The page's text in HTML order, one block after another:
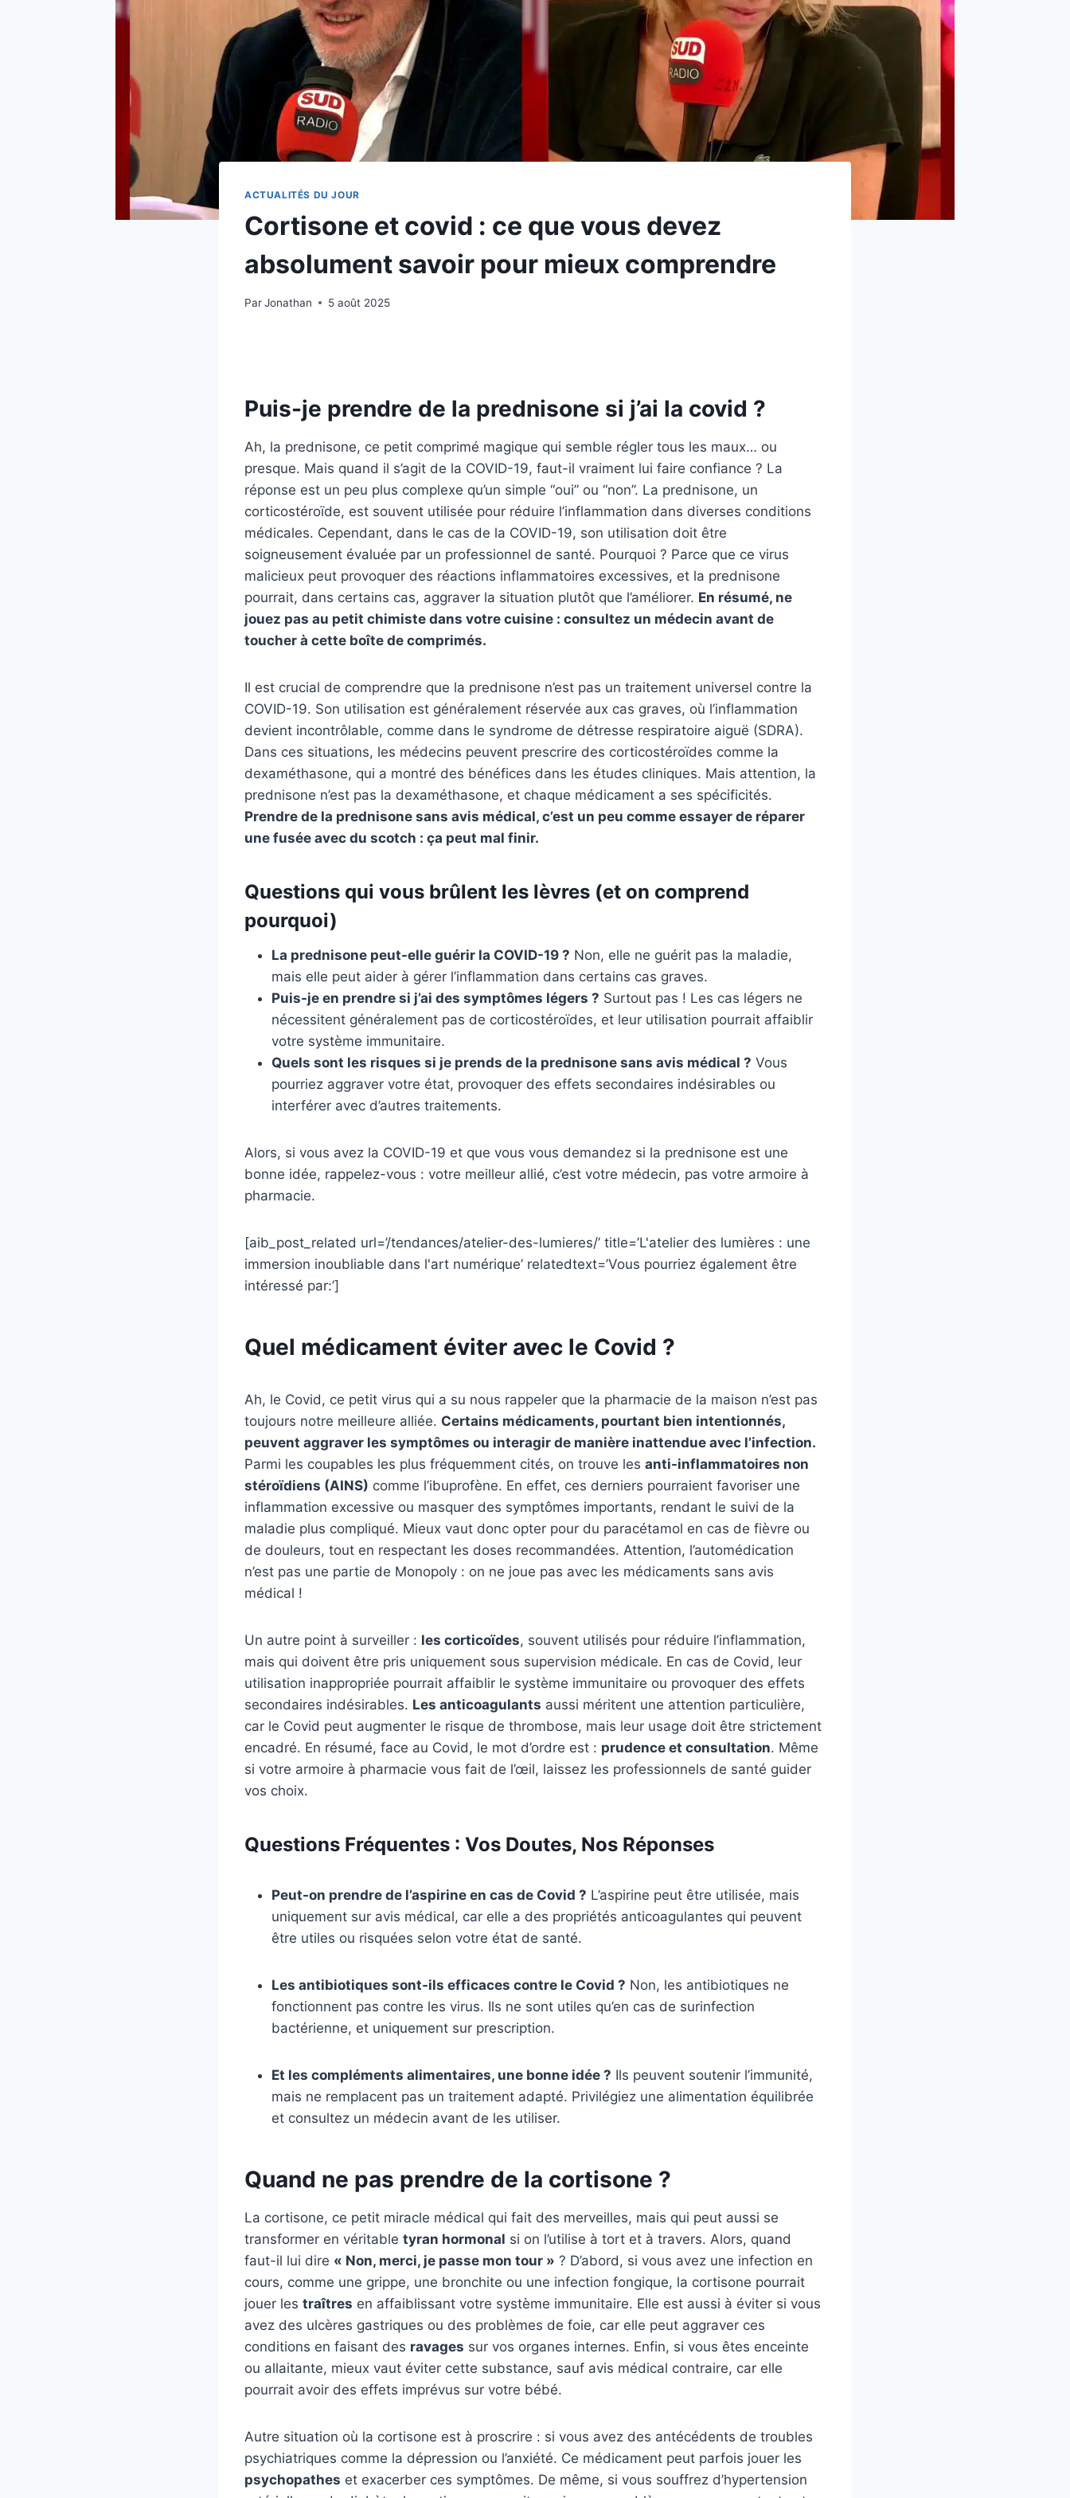
ACTUALITÉS DU JOUR
Cortisone et covid : ce que vous devez
absolument savoir pour mieux comprendre
ParJonathan 5 août 2025
Puis-je prendre de la prednisone si j’ai la covid ?
Ah, la prednisone, ce petit comprimé magique qui semble régler tous les maux… ou
presque. Mais quand il s’agit de la COVID-19, faut-il vraiment lui faire confiance ? La
réponse est un peu plus complexe qu’un simple “oui” ou “non”. La prednisone, un
corticostéroïde, est souvent utilisée pour réduire l’inflammation dans diverses conditions
médicales. Cependant, dans le cas de la COVID-19, son utilisation doit être
soigneusement évaluée par un professionnel de santé. Pourquoi ? Parce que ce virus
malicieux peut provoquer des réactions inflammatoires excessives, et la prednisone
pourrait, dans certains cas, aggraver la situation plutôt que l’améliorer. En résumé, ne
jouez pas au petit chimiste dans votre cuisine : consultez un médecin avant de
toucher à cette boîte de comprimés.
Il est crucial de comprendre que la prednisone n’est pas un traitement universel contre la
COVID-19. Son utilisation est généralement réservée aux cas graves, où l’inflammation
devient incontrôlable, comme dans le syndrome de détresse respiratoire aiguë (SDRA).
Dans ces situations, les médecins peuvent prescrire des corticostéroïdes comme la
dexaméthasone, qui a montré des bénéfices dans les études cliniques. Mais attention, la
prednisone n’est pas la dexaméthasone, et chaque médicament a ses spécificités.
Prendre de la prednisone sans avis médical, c’est un peu comme essayer de réparer
une fusée avec du scotch : ça peut mal finir.
Questions qui vous brûlent les lèvres (et on comprend
pourquoi)
La prednisone peut-elle guérir la COVID-19 ? Non, elle ne guérit pas la maladie,
mais elle peut aider à gérer l’inflammation dans certains cas graves.
Puis-je en prendre si j’ai des symptômes légers ? Surtout pas ! Les cas légers ne
nécessitent généralement pas de corticostéroïdes, et leur utilisation pourrait affaiblir
votre système immunitaire.
Quels sont les risques si je prends de la prednisone sans avis médical ? Vous
pourriez aggraver votre état, provoquer des effets secondaires indésirables ou
interférer avec d’autres traitements.
Alors, si vous avez la COVID-19 et que vous vous demandez si la prednisone est une
bonne idée, rappelez-vous : votre meilleur allié, c’est votre médecin, pas votre armoire à
pharmacie.
[aib_post_related url=’/tendances/atelier-des-lumieres/’ title=’L'atelier des lumières : une
immersion inoubliable dans l'art numérique’ relatedtext=’Vous pourriez également être
intéressé par:’]
Quel médicament éviter avec le Covid ?
Ah, le Covid, ce petit virus qui a su nous rappeler que la pharmacie de la maison n’est pas
toujours notre meilleure alliée. Certains médicaments, pourtant bien intentionnés,
peuvent aggraver les symptômes ou interagir de manière inattendue avec l’infection.
Parmi les coupables les plus fréquemment cités, on trouve les anti-inflammatoires non
stéroïdiens (AINS) comme l’ibuprofène. En effet, ces derniers pourraient favoriser une
inflammation excessive ou masquer des symptômes importants, rendant le suivi de la
maladie plus compliqué. Mieux vaut donc opter pour du paracétamol en cas de fièvre ou
de douleurs, tout en respectant les doses recommandées. Attention, l’automédication
n’est pas une partie de Monopoly : on ne joue pas avec les médicaments sans avis
médical !
Un autre point à surveiller : les corticoïdes, souvent utilisés pour réduire l’inflammation,
mais qui doivent être pris uniquement sous supervision médicale. En cas de Covid, leur
utilisation inappropriée pourrait affaiblir le système immunitaire ou provoquer des effets
secondaires indésirables. Les anticoagulants aussi méritent une attention particulière,
car le Covid peut augmenter le risque de thrombose, mais leur usage doit être strictement
encadré. En résumé, face au Covid, le mot d’ordre est : prudence et consultation. Même
si votre armoire à pharmacie vous fait de l’œil, laissez les professionnels de santé guider
vos choix.
Questions Fréquentes : Vos Doutes, Nos Réponses
Peut-on prendre de l’aspirine en cas de Covid ? L’aspirine peut être utilisée, mais
uniquement sur avis médical, car elle a des propriétés anticoagulantes qui peuvent
être utiles ou risquées selon votre état de santé.
Les antibiotiques sont-ils efficaces contre le Covid ? Non, les antibiotiques ne
fonctionnent pas contre les virus. Ils ne sont utiles qu’en cas de surinfection
bactérienne, et uniquement sur prescription.
Et les compléments alimentaires, une bonne idée ? Ils peuvent soutenir l’immunité,
mais ne remplacent pas un traitement adapté. Privilégiez une alimentation équilibrée
et consultez un médecin avant de les utiliser.
Quand ne pas prendre de la cortisone ?
La cortisone, ce petit miracle médical qui fait des merveilles, mais qui peut aussi se
transformer en véritable tyran hormonal si on l’utilise à tort et à travers. Alors, quand
faut-il lui dire « Non, merci, je passe mon tour » ? D’abord, si vous avez une infection en
cours, comme une grippe, une bronchite ou une infection fongique, la cortisone pourrait
jouer les traîtres en affaiblissant votre système immunitaire. Elle est aussi à éviter si vous
avez des ulcères gastriques ou des problèmes de foie, car elle peut aggraver ces
conditions en faisant des ravages sur vos organes internes. Enfin, si vous êtes enceinte
ou allaitante, mieux vaut éviter cette substance, sauf avis médical contraire, car elle
pourrait avoir des effets imprévus sur votre bébé.
Autre situation où la cortisone est à proscrire : si vous avez des antécédents de troubles
psychiatriques comme la dépression ou l’anxiété. Ce médicament peut parfois jouer les
psychopathes et exacerber ces symptômes. De même, si vous souffrez d’hypertension